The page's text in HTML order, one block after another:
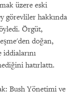
üzere eski
görevliler hakkında
Örgüt,
doğan,
hatırlattı.
Bush Yönetimi ve